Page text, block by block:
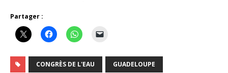
Partager :
CONGRÈS DE L'EAU GUADELOUPE